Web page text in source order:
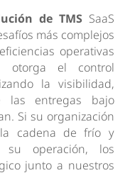
de TMS SaaS
más complejos
operativas
otorga el control
la visibilidad,
las entregas bajo
Si su organización
cadena de frío y
operación, los
junto a nuestros